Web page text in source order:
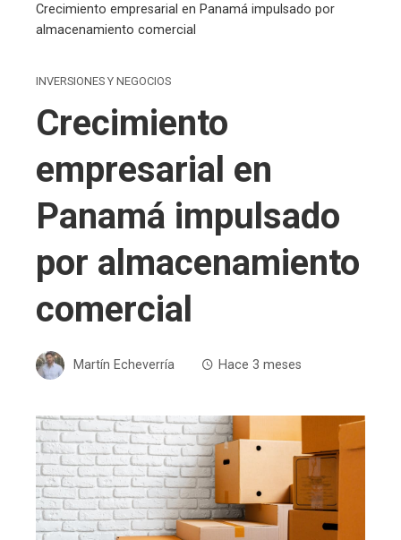
Crecimiento empresarial en Panamá impulsado por
almacenamiento comercial
INVERSIONES Y NEGOCIOS
Crecimiento
empresarial en
Panamá impulsado
por almacenamiento
comercial
Martín Echeverría Hace 3 meses